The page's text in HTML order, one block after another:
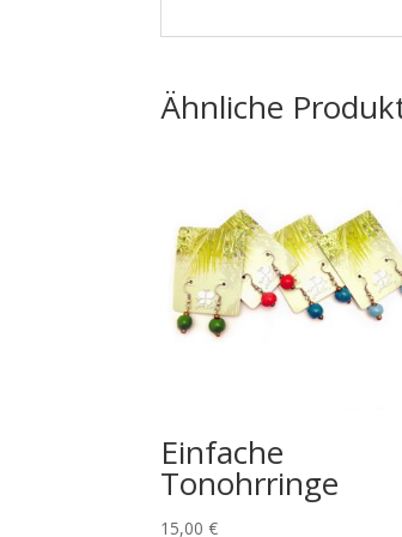
Ähnliche
Einfache
Tonohrringe
15,00€